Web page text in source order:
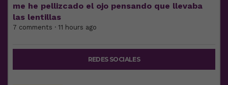
me he pellizcado el ojo pensando que llevaba
las lentillas
7 comments · 11 hours ago
REDES SOCIALES